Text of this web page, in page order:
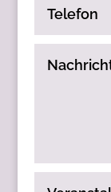
Nachricht